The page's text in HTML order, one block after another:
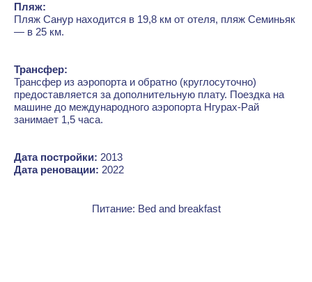
Пляж:
Пляж Санур находится в 19,8 км от отеля, пляж Семиньяк
— в 25 км.
Трансфер:
Трансфер из аэропорта и обратно (круглосуточно)
предоставляется за дополнительную плату. Поездка на
машине до международного аэропорта Нгурах-Рай
занимает 1,5 часа.
Дата постройки: 2013
Дата реновации: 2022
Питание: Bed and breakfast